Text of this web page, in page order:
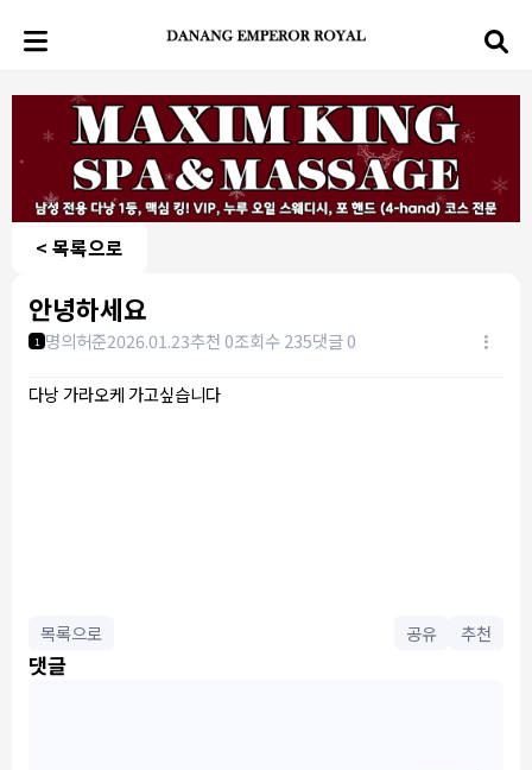
< 목록으로
안녕하세요
1 명의허준2026.01.23추천 0조회수 235댓글 0
다낭 가라오케 가고싶습니다
목록으로 공유 추천
댓글